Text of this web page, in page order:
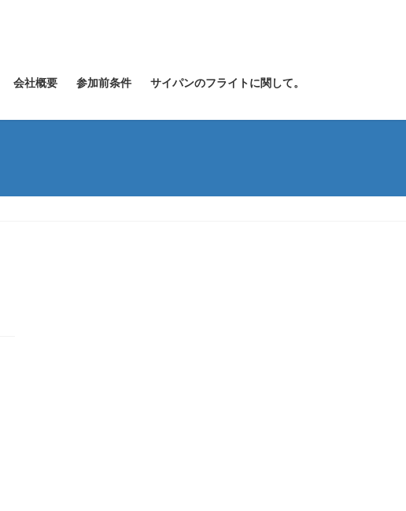
会社概要 参加前条件 サイパンのフライトに関して。